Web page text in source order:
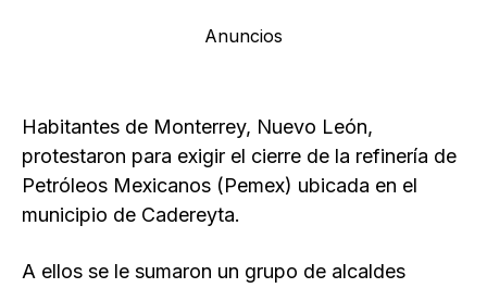
Anuncios
Habitantes de Monterrey, Nuevo León,
protestaron para exigir el cierre de la refinería de
Petróleos Mexicanos (Pemex) ubicada en el
municipio de Cadereyta.
A ellos se le sumaron un grupo de alcaldes